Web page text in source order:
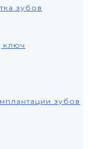
зубов
ключ
зубов